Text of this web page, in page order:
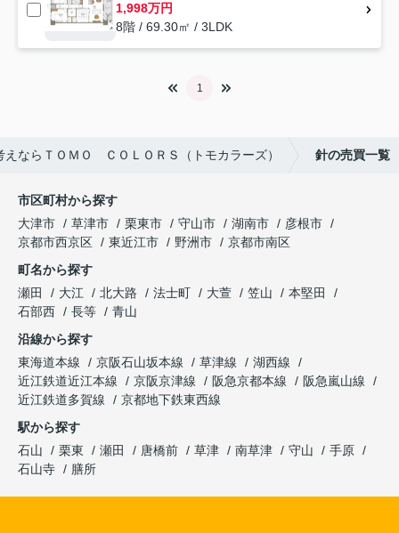
1,998万円
8階 / 69.30㎡ / 3LDK
1
ならＴＯＭＯ ＣＯＬＯＲＳ（トモカラーズ） 針の売買一覧
市区町村から探す
大津市
草津市 栗東市 守山市 湖南市
彦根市
京都市西京区
東近江市 野洲市
京都市南区
町名から探す
瀬田
大江 北大路 法士町 大萱 笠山
本堅田
石部西
長等
青山
沿線から探す
東海道本線
京阪石山坂本線 草津線
湖西線
近江鉄道近江本線
京阪京津線 阪急京都本線
阪急嵐山線
近江鉄道多賀線
京都地下鉄東西線
駅から探す
石山
栗東 瀬田 唐橋前 草津 南草津 守山
手原
石山寺
膳所